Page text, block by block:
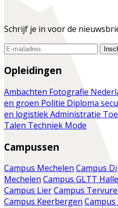
Schrijf je in voor de
Opleidingen
Ambachten Fotografie
en groen Politie Diploma
en logistiekAdministratie
Talen Techniek Mode
Campussen
Campus Mechelen Campus
Mechelen Campus GLTT Halle
Campus LierCampus
Campus Keerbergen